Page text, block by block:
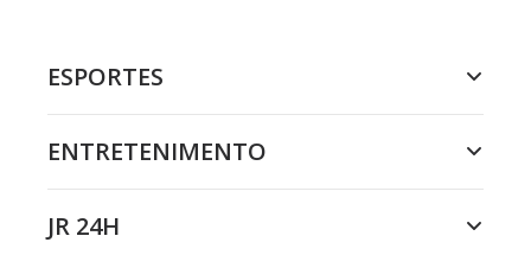
ESPORTES
ENTRETENIMENTO
JR 24H